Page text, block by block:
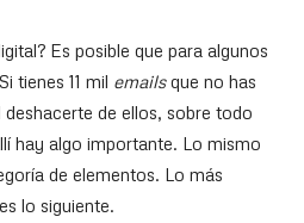
Es posible que para algunos
tienes 11 mil emailsque no has
de ellos, sobre todo
hay algo importante. Lo mismo
de elementos. Lo más
lo siguiente.